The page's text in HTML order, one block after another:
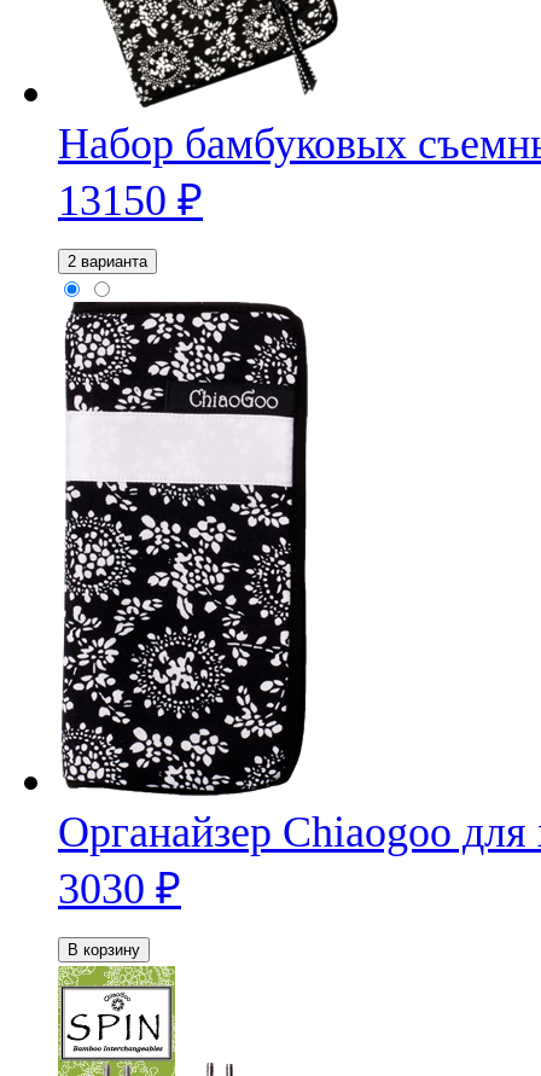
Набор бамбуковых
13150 ₽
2 варианта
Органайзер Chiaogoo
3030 ₽
В корзину